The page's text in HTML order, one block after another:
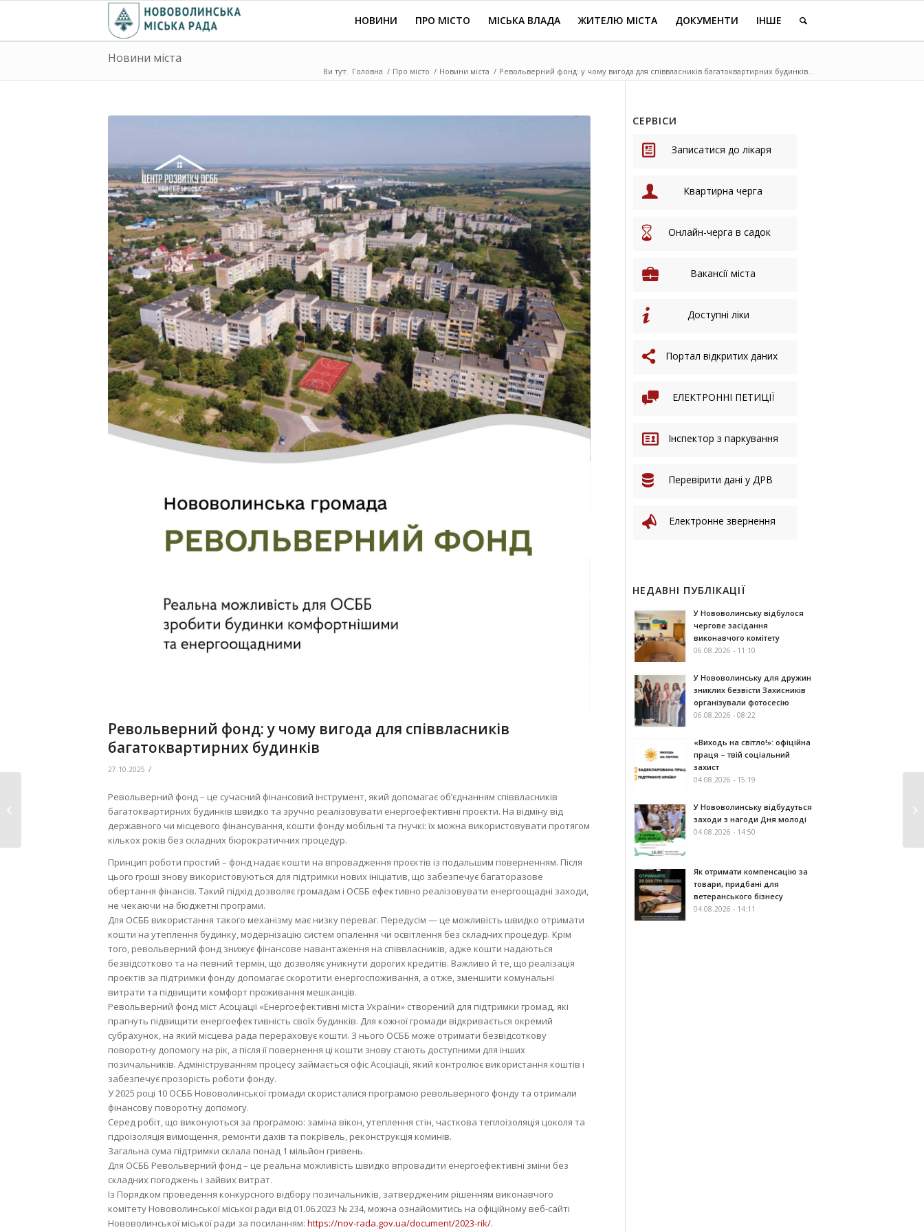
НОВИНИ ПРО МІСТО МІСЬКА ВЛАДА ЖИТЕЛЮ МІСТА ДОКУМЕНТИ ІНШЕ
Новини міста
Ви тут: Головна / Про місто / Новини міста / Револьверний фонд: у чому вигода для співвласників багатоквартирних будинків...
Револьверний фонд: у чому вигода для співвласників
багатоквартирних будинків
27.10.2025 /
Револьверний фонд – це сучасний фінансовий інструмент, який допомагає об’єднанням співвласників
багатоквартирних будинків швидко та зручно реалізовувати енергоефективні проєкти. На відміну від
державного чи місцевого фінансування, кошти фонду мобільні та гнучкі: їх можна використовувати протягом
кількох років без складних бюрократичних процедур.
Принцип роботи простий – фонд надає кошти на впровадження проєктів із подальшим поверненням. Після
цього гроші знову використовуються для підтримки нових ініціатив, що забезпечує багаторазове
обертання фінансів. Такий підхід дозволяє громадам і ОСББ ефективно реалізовувати енергоощадні заходи,
не чекаючи на бюджетні програми.
Для ОСББ використання такого механізму має низку переваг. Передусім — це можливість швидко отримати
кошти на утеплення будинку, модернізацію систем опалення чи освітлення без складних процедур. Крім
того, револьверний фонд знижує фінансове навантаження на співвласників, адже кошти надаються
безвідсотково та на певний термін, що дозволяє уникнути дорогих кредитів. Важливо й те, що реалізація
проєктів за підтримки фонду допомагає скоротити енергоспоживання, а отже, зменшити комунальні
витрати та підвищити комфорт проживання мешканців.
Револьверний фонд міст Асоціації «Енергоефективні міста України» створений для підтримки громад, які
прагнуть підвищити енергоефективність своїх будинків. Для кожної громади відкривається окремий
субрахунок, на який місцева рада перераховує кошти. З нього ОСББ може отримати безвідсоткову
поворотну допомогу на рік, а після її повернення ці кошти знову стають доступними для інших
позичальників. Адмініструванням процесу займається офіс Асоціації, який контролює використання коштів і
забезпечує прозорість роботи фонду.
У 2025 році 10 ОСББ Нововолинської громади скористалися програмою револьверного фонду та отримали
фінансову поворотну допомогу.
Серед робіт, що виконуються за програмою: заміна вікон, утеплення стін, часткова теплоізоляція цоколя та
гідроізоляція вимощення, ремонти дахів та покрівель, реконструкція коминів.
Загальна сума підтримки склала понад 1 мільйон гривень.
Для ОСББ Револьверний фонд – це реальна можливість швидко впровадити енергоефективні зміни без
складних погоджень і зайвих витрат.
Із Порядком проведення конкурсного відбору позичальників, затвердженим рішенням виконавчого
комітету Нововолинської міської ради від 01.06.2023 № 234, можна ознайомитись на офіційному веб-сайті
Нововолинської міської ради за посиланням: https://nov-rada.gov.ua/document/2023-rik/.
СЕРВІСИ
Записатися до лікаря
Квартирна черга
Онлайн-черга в садок
Вакансії міста
Доступні ліки
Портал відкритих даних
ЕЛЕКТРОННІ ПЕТИЦІЇ
Інспектор з паркування
Перевірити дані у ДРВ
Електронне звернення
НЕДАВНІ ПУБЛІКАЦІЇ
У Нововолинську відбулося
чергове засідання
виконавчого комітету
06.08.2026 - 11:10
У Нововолинську для дружин
зниклих безвісти Захисників
організували фотосесію
06.08.2026 - 08:22
«Виходь на світло!»: офіційна
праця – твій соціальний
захист
04.08.2026 - 15:19
У Нововолинську відбудуться
заходи з нагоди Дня молоді
04.08.2026 - 14:50
Як отримати компенсацію за
товари, придбані для
ветеранського бізнесу
04.08.2026 - 14:11